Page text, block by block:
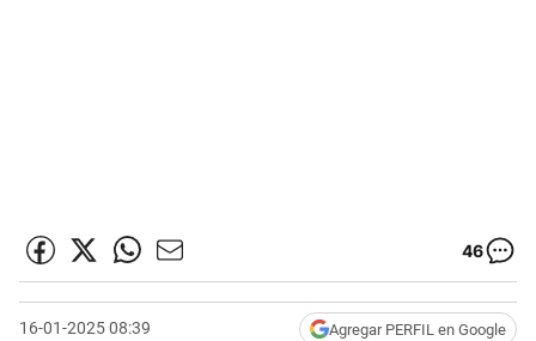
46
16-01-2025 08:39 Agregar PERFIL en Google